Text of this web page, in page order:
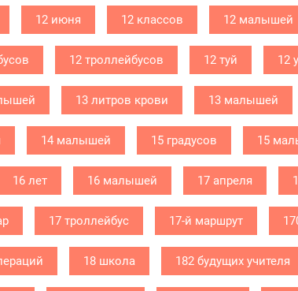
12 июня 12 классов 12 малышей
12 троллейбусов 12 туй 12
13 литров крови 13 малышей
14 малышей 15 градусов 15
16 лет 16 малышей 17 апреля
17 троллейбус 17-й маршрут
18 школа 182 будущих учителя